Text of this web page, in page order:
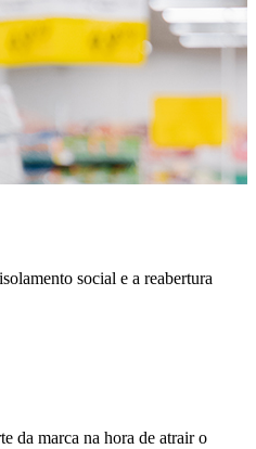
social e a reabertura
da marca na hora de atrair o